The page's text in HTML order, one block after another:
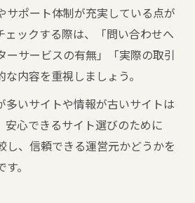
サポート体制が充実している点が
ェックする際は、「問い合わせへ
ーサービスの有無」「実際の取引
内容を重視しましょう。
多いサイトや情報が古いサイトは
安心できるサイト選びのために
し、信頼できる運営元かどうかを
。